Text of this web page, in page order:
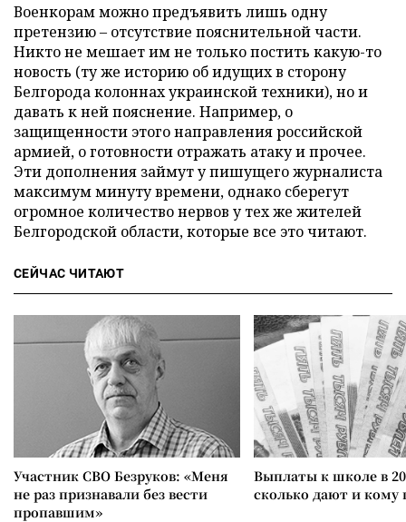
Военкорам можно предъявить лишь одну
претензию – отсутствие пояснительной части.
Никто не мешает им не только постить какую-то
новость (ту же историю об идущих в сторону
Белгорода колоннах украинской техники), но и
давать к ней пояснение. Например, о
защищенности этого направления российской
армией, о готовности отражать атаку и прочее.
Эти дополнения займут у пишущего журналиста
максимум минуту времени, однако сберегут
огромное количество нервов у тех же жителей
Белгородской области, которые все это читают.
СЕЙЧАС ЧИТАЮТ
Участник СВО Безруков: «Меня
не раз признавали без вести
пропавшим»
Выплаты к школе в
сколько дают и